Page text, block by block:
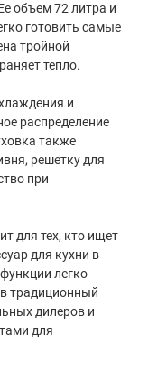
объем 72 литра и
готовить самые
тройной
тепло.
и
распределение
также
решетку для
при
для тех, кто ищет
для кухни в
легко
традиционный
дилеров и
для